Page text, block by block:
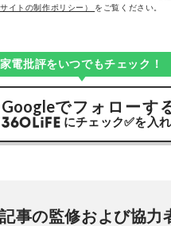
サイトの制作ポリシー） をご覧ください。
家電批評をいつでもチェック！
Googleでフォローす
にチェック✅を入
事の監修および協力